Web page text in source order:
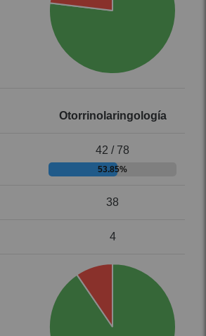
Otorrinolaringología
42 / 78
53.85%
38
4